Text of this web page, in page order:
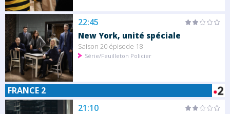
22:45
New York, unité spéciale
Saison 20 épisode 18
Série/Feuilleton Policier
FRANCE 2
21:10